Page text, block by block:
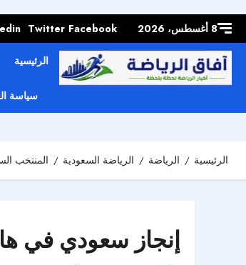
content8 أغسطس، 2026 Facebook
Twitter
الرئيسية
سياسة
الرئيسية الرياضة الرياضة السعودية المنتخب
إنجاز سعودي في